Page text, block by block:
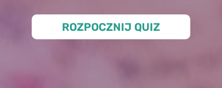
ROZPOCZNIJ QUIZ